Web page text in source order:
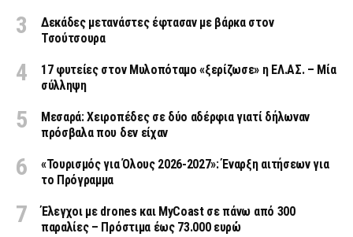
Δεκάδες μετανάστες έφτασαν με βάρκα στον
Τσούτσουρα
17 φυτείες στον Μυλοπόταμο «ξερίζωσε» η ΕΛ.ΑΣ. – Μία
σύλληψη
Μεσαρά: Χειροπέδες σε δύο αδέρφια γιατί δήλωναν
πρόσβαλα που δεν είχαν
«Τουρισμός για Όλους 2026-2027»: Έναρξη αιτήσεων για
το Πρόγραμμα
Έλεγχοι με drones και MyCoast σε πάνω από 300
παραλίες – Πρόστιμα έως 73.000 ευρώ